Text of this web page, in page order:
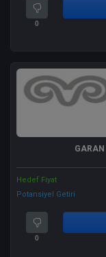
0
GARAN
Hedef Fiyat
Potansiyel Getiri
0